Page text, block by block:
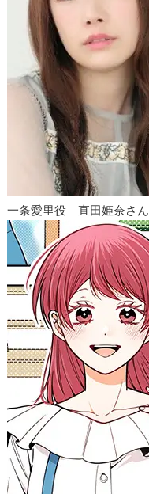
一条愛里役 直田姫奈さん